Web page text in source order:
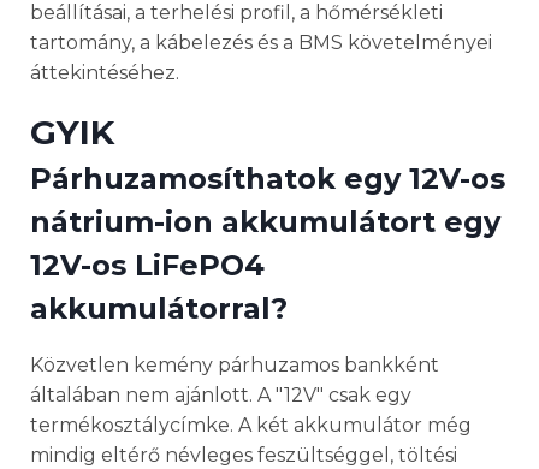
beállításai, a terhelési profil, a hőmérsékleti
tartomány, a kábelezés és a BMS követelményei
áttekintéséhez.
GYIK
Párhuzamosíthatok egy 12V-os
nátrium-ion akkumulátort egy
12V-os LiFePO4
akkumulátorral?
Közvetlen kemény párhuzamos bankként
általában nem ajánlott. A "12V" csak egy
termékosztálycímke. A két akkumulátor még
mindig eltérő névleges feszültséggel, töltési